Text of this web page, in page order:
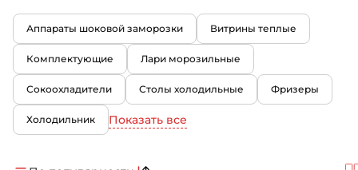
Аппараты шоковой заморозки Витрины теплые
Комплектующие Лари морозильные
Сокоохладители Столы холодильные Фризеры
Холодильник Показать все